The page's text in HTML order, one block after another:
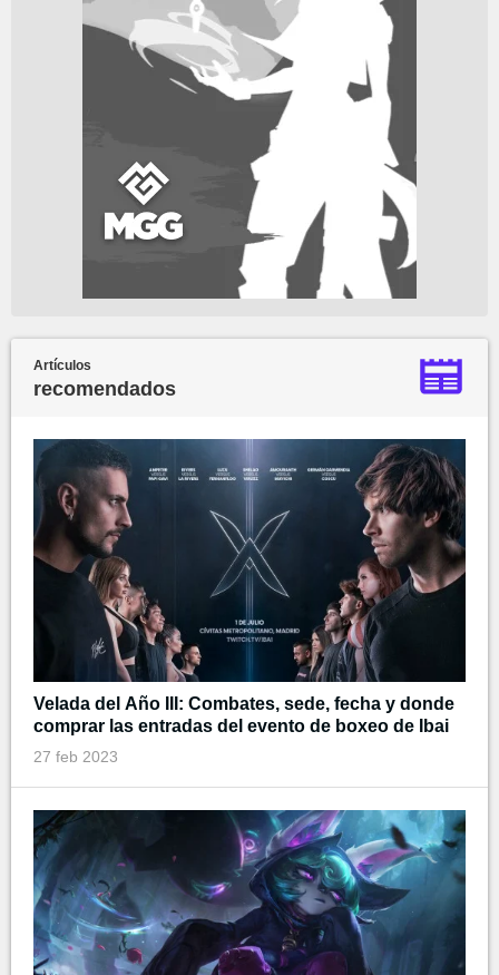
Artículos
recomendados
Velada del Año III: Combates, sede, fecha y donde
comprar las entradas del evento de boxeo de Ibai
27 feb 2023